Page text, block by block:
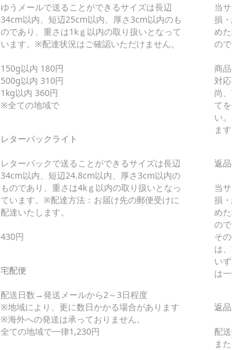
ゆうメールで送ることができるサイズは長辺
34cm以内、短辺25cm以内、厚さ3cm以内のも
のであり、重さは1kｇ以内の取り扱いとなって
います。※配達状況はご確認いただけません。
150g以内 180円
500g以内 310円
1kg以内 360円
※全ての地域で
レターパックライト
レターパックで送ることができるサイズは長辺
34cm以内、短辺24.8cm以内、厚さ3cm以内の
ものであり、重さは4kｇ以内の取り扱いとなっ
ています。※配達方法：お届け先の郵便受けに
配達いたします。
430円
宅配便
配送日数→発送メールから2～3日程度
※地域により、更に数日かかる場合があります
※海外への発送は承っておりません。
全ての地域で一律1,230円
当
損
め
の
商
対
尚
て
い
ます
返
当
損
め
の
そ
は
い
は
返
配
ま